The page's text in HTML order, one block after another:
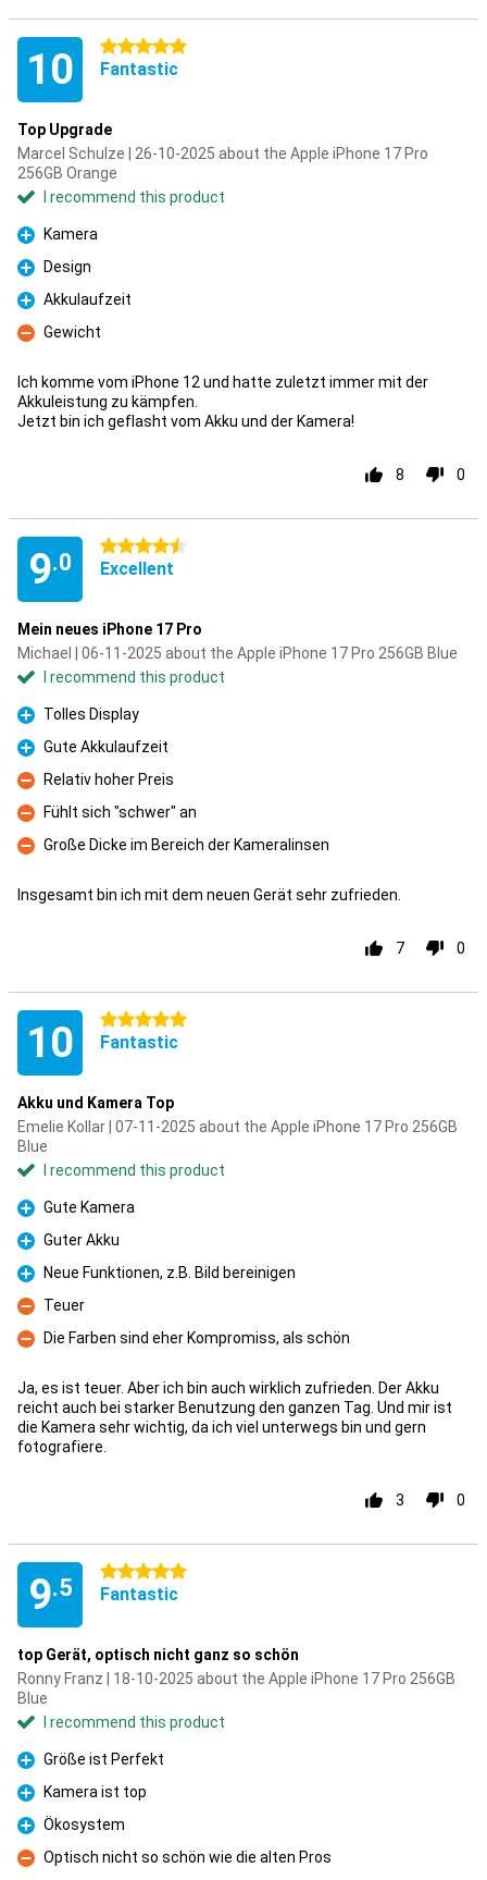
10 5 stars
Fantastic
Top Upgrade
Marcel Schulze | 26-10-2025 about the Apple iPhone 17 Pro
256GB Orange
I recommend this product
Pro
Kamera
Pro
Design
Pro
Akkulaufzeit
Con
Gewicht
Ich komme vom iPhone 12 und hatte zuletzt immer mit der
Akkuleistung zu kämpfen.
Jetzt bin ich geflasht vom Akku und der Kamera!
8 0
9.0
4.5 stars
Excellent
Mein neues iPhone 17 Pro
Michael | 06-11-2025 about the Apple iPhone 17 Pro 256GB Blue
I recommend this product
Pro
Tolles Display
Pro
Gute Akkulaufzeit
Con
Relativ hoher Preis
Con
Fühlt sich "schwer" an
Con
Große Dicke im Bereich der Kameralinsen
Insgesamt bin ich mit dem neuen Gerät sehr zufrieden.
7 0
10 5 stars
Fantastic
Akku und Kamera Top
Emelie Kollar | 07-11-2025 about the Apple iPhone 17 Pro 256GB
Blue
I recommend this product
Pro
Gute Kamera
Pro
Guter Akku
Pro
Neue Funktionen, z.B. Bild bereinigen
Con
Teuer
Con
Die Farben sind eher Kompromiss, als schön
Ja, es ist teuer. Aber ich bin auch wirklich zufrieden. Der Akku
reicht auch bei starker Benutzung den ganzen Tag. Und mir ist
die Kamera sehr wichtig, da ich viel unterwegs bin und gern
fotografiere.
3 0
9.5
5 stars
Fantastic
top Gerät, optisch nicht ganz so schön
Ronny Franz | 18-10-2025 about the Apple iPhone 17 Pro 256GB
Blue
I recommend this product
Pro
Größe ist Perfekt
Pro
Kamera ist top
Pro
Ökosystem
Con
Optisch nicht so schön wie die alten Pros